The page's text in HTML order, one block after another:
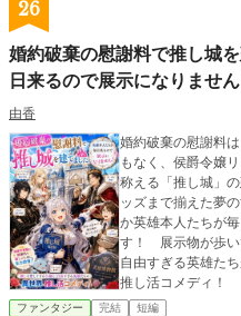
26
婚約破棄の慰謝料で推し城
日来るので展示になりません
由香
婚約破棄の慰謝料は、まさ
もなく、侯爵令嬢
称える「推し城」の建設だった。 資
ッズまで揃えた夢
か英雄本人たちが毎日のよ
す！ 展示物が歩いています！」 推
自由すぎる英雄た
推し活コメディ！
ファンタジー 完結 短編